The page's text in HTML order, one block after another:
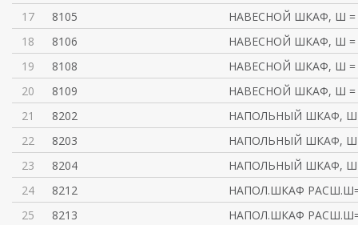
17
8105
НАВЕСНОЙ ШКАФ, Ш =
18
8106
НАВЕСНОЙ ШКАФ, Ш =
19
8108
НАВЕСНОЙ ШКАФ, Ш =
20
8109
НАВЕСНОЙ ШКАФ, Ш =
21
8202
НАПОЛЬНЫЙ ШКАФ, Ш
22
8203
НАПОЛЬНЫЙ ШКАФ, Ш
23
8204
НАПОЛЬНЫЙ ШКАФ, Ш
24
8212
НАПОЛ.ШКАФ
25
8213
НАПОЛ.ШКАФ